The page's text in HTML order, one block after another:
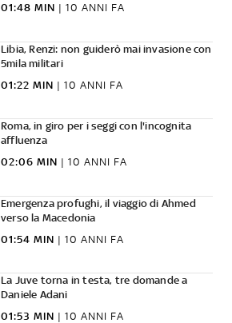
01:48 MIN | 10 ANNI FA
Libia, Renzi: non guiderò mai invasione con
5mila militari
01:22 MIN | 10 ANNI FA
Roma, in giro per i seggi con l'incognita
affluenza
02:06 MIN | 10 ANNI FA
Emergenza profughi, il viaggio di Ahmed
verso la Macedonia
01:54 MIN | 10 ANNI FA
La Juve torna in testa, tre domande a
Daniele Adani
01:53 MIN | 10 ANNI FA